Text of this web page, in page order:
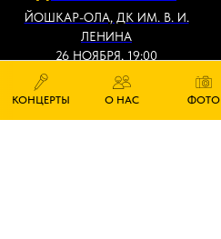
КОНЦЕРТЫ О НАС ФОТО
ЙОШКАР-ОЛА, ДК ИМ. В. И.
ЛЕНИНА
26 НОЯБРЯ, 19:00
КУПИТЬ БИЛЕТ